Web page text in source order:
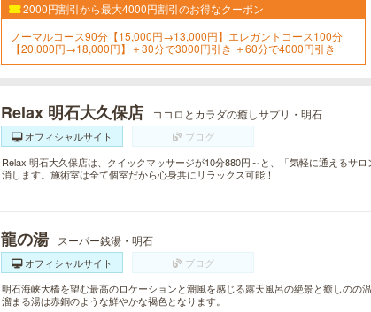
2000円割引から最大4000円割引のお得なクーポン
ノーマルコース90分【15,000円→13,000円】エレガントコース100分
【20,000円→18,000円】＋30分で3000円引き ＋60分で4000円引き
Relax 明石大久保店 ココロとカラダの癒しサプリ・明石
オフィシャルサイト
ブログ
Relax 明石大久保店は、クイックマッサージが10分880円～と、「気軽に通えるサ
消します。施術室は全て個室だから心身共にリラックス可能！
龍の湯 スーパー銭湯・明石
オフィシャルサイト
ブログ
明石海峡大橋を望む最高のロケーションと潮風を感じる露天風呂の絶景と癒しのの
溜まる湯は赤銅のような鮮やかな褐色となります。